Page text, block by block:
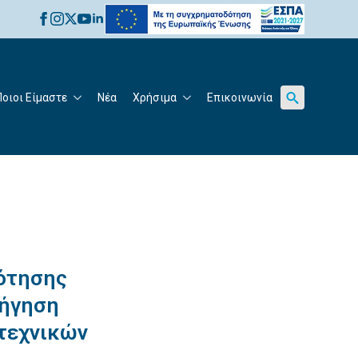
Είμαστε Νέα Χρήσιμα Επικοινωνία
for: